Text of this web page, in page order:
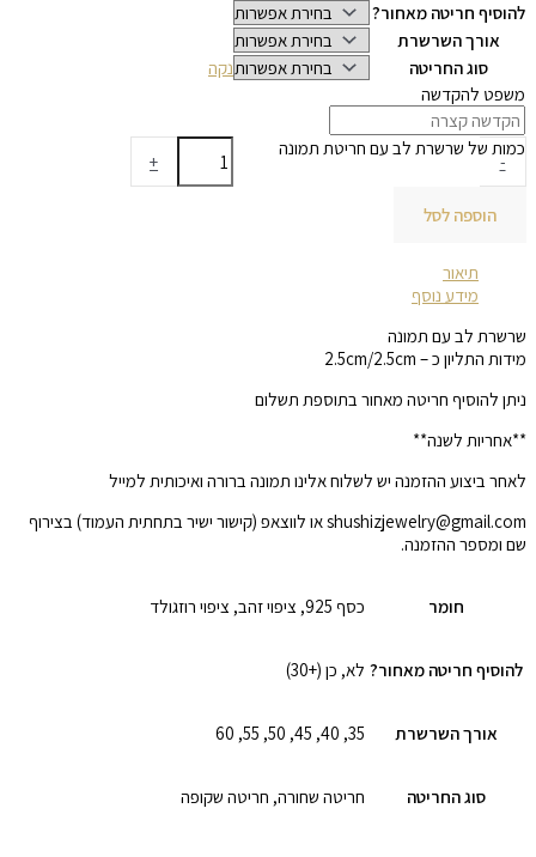
להוסיף חריטה מאחור?
אורך השרשרת
סוג החריטה
נקה
משפט להקדשה
-
כמות של שרשרת לב עם חריטת תמונה
+
הוספה לסל
תיאור
מידע נוסף
שרשרת לב עם תמונה
מידות התליון כ – 2.5cm/2.5cm
ניתן להוסיף חריטה מאחור בתוספת תשלום
**אחריות לשנה**
לאחר ביצוע ההזמנה יש לשלוח אלינו תמונה ברורה ואיכותית למייל
shushizjewelry@gmail.com או לווצאפ (קישור ישיר בתחתית העמוד) בצירוף
שם ומספר ההזמנה.
חומר כסף 925, ציפוי זהב, ציפוי רוזגולד
להוסיף חריטה מאחור? לא, כן (+30)
אורך השרשרת 35, 40, 45, 50, 55, 60
סוג החריטה חריטה שחורה, חריטה שקופה